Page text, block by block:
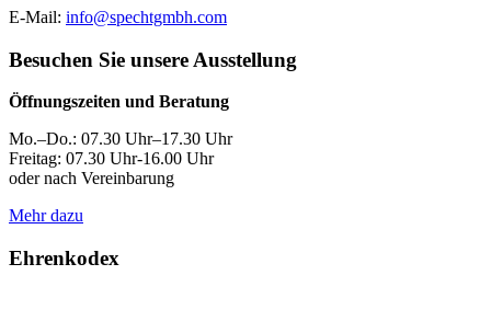
E-Mail: info@spechtgmbh.com
Besuchen Sie unsere Ausstellung
Öffnungszeiten und Beratung
Mo.–Do.: 07.30 Uhr–17.30 Uhr
Freitag: 07.30 Uhr-16.00 Uhr
oder nach Vereinbarung
Mehr dazu
Ehrenkodex